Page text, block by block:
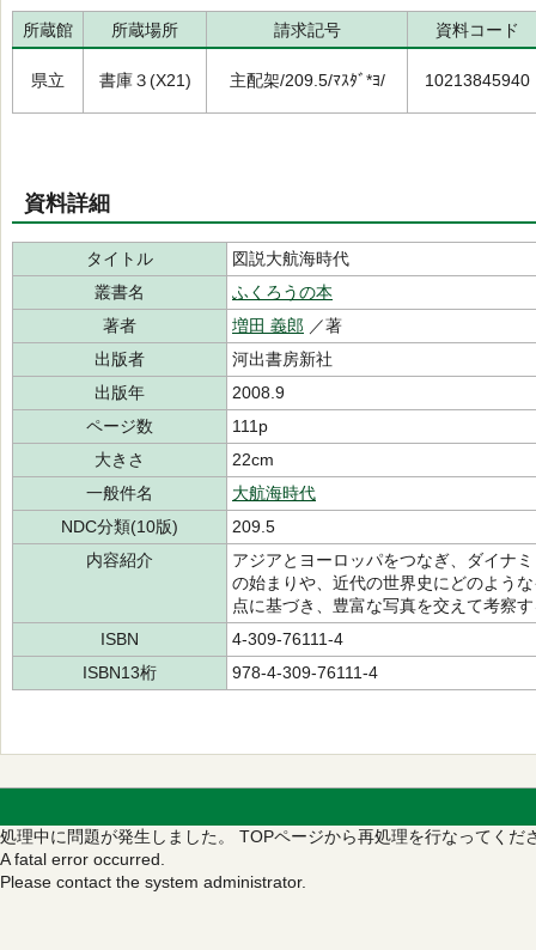
所蔵館 所蔵場所 請求記号 資料コード
県立 書庫３(X21) 主配架/209.5/ﾏｽﾀﾞ*ﾖ/ 10213845940
資料詳細
タイトル
図説大航海時代
叢書名
ふくろうの本
著者
増田 義郎 ／著
出版者
河出書房新社
出版年
2008.9
ページ数
111p
大きさ
22cm
一般件名
大航海時代
NDC分類(10版)
209.5
内容紹介
アジアとヨーロッパをつなぎ、ダイナ
の始まりや、近代の世界史にどのよう
点に基づき、豊富な写真を交えて考察
ISBN
4-309-76111-4
ISBN13桁
978-4-309-76111-4
処理中に問題が発生しました。 TOPページから再処理を行なってくだ
A fatal error occurred.
Please contact the system administrator.